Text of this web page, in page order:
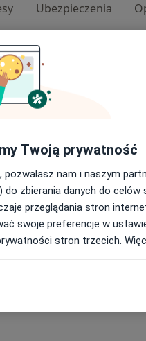
Ubezpieczenia
w trakcie specjalizacji
jako starszy asystent w
Uniwersyteckim Centrum
hab. n. med. Sławomira
układu
ogólnej.
onkologicznej.
chirurgicznych,
Twoją prywatność
pozwalasz nam i naszym
do zbierania danych do
przeglądania stron
swoje preferencje w
stron trzecich.